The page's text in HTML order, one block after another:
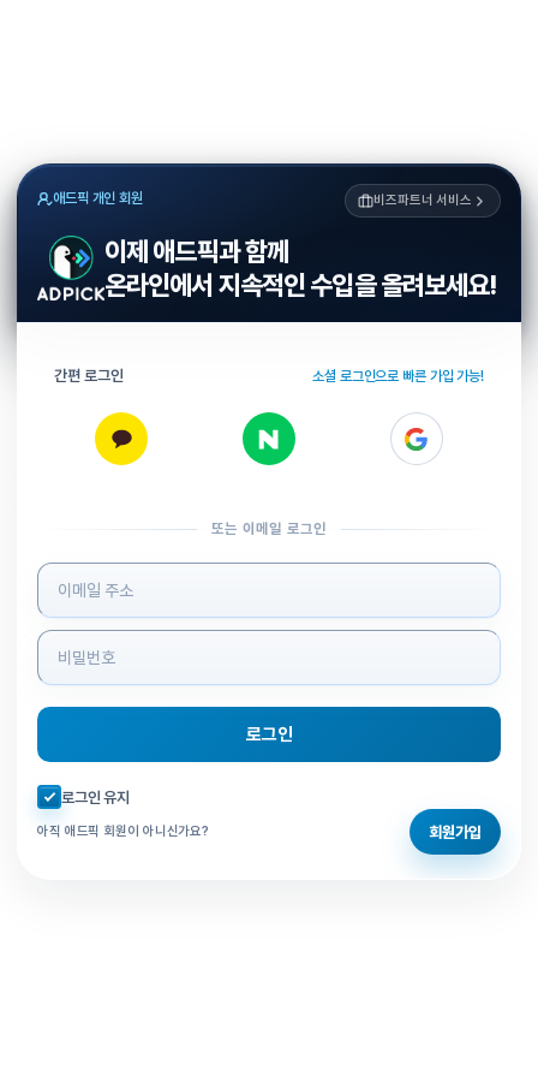
애드픽 개인 회원 비즈파트너 서비스
이제 애드픽과 함께
온라인에서 지속적인 수입을 올려보세요!
간편 로그인 소셜 로그인으로 빠른 가입 가능!
또는 이메일 로그인
로그인 정보 입력
로그인
자동로그인 체크
로그인 유지
아직 애드픽 회원이 아니신가요? 회원가입